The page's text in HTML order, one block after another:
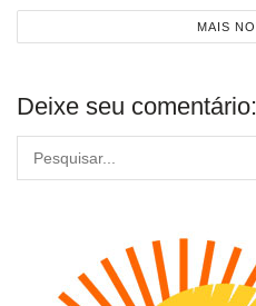
MAIS
Deixe seu comentário: